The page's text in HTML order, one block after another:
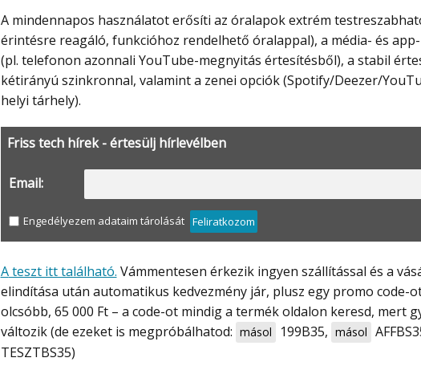
A mindennapos használatot erősíti az óralapok extrém testreszabhatósága (sok
érintésre reagáló, funkcióhoz rendelhető óralappal), a média- és
(pl. telefonon azonnali YouTube-megnyitás értesítésből), a stabil
kétirányú szinkronnal, valamint a zenei opciók (Spotify/Deezer/
helyi tárhely).
Friss tech hírek - értesülj hírlevélben
Email:
Engedélyezem adataim tárolását Feliratkozom
A teszt itt található. Vámmentesen érkezik ingyen szállítással és a
elindítása után automatikus kedvezmény jár, plusz egy promo code-
olcsóbb, 65 000 Ft – a code-ot mindig a termék oldalon keresd, mert
változik (de ezeket is megpróbálhatod: másol 199B35, másol
TESZTBS35)